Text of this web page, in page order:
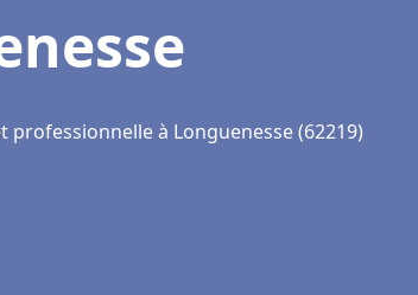
à Longuenesse (62219)